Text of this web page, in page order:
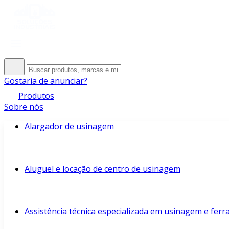
Gostaria de anunciar?
Produtos
Sobre nós
Alargador de usinagem
Aluguel e locação de centro de usinagem
Assistência técnica especializada em usinagem e